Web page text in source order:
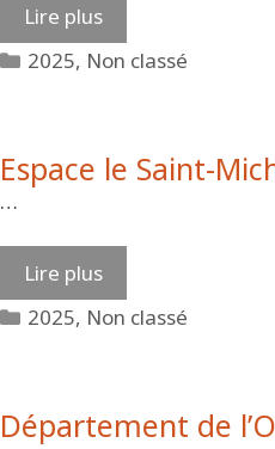
Lire plus
Catégories
2025, Non classé
Espace le Saint-
…
Lire plus
Catégories
2025, Non classé
Département de